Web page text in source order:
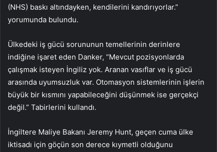
(NHS) baskı altındayken, kendilerini kandırıyorlar.”
yorumunda bulundu.
Ülkedeki iş gücü sorununun temellerinin derinlere
indiğine işaret eden Danker, “Mevcut pozisyonlarda
çalışmak isteyen İngiliz yok. Aranan vasıflar ve iş gücü
arasında uyumsuzluk var. Otomasyon sistemlerinin işlerin
büyük bir kısmını yapabileceğini düşünmek ise gerçekçi
değil.” Tabirlerini kullandı.
İngiltere Maliye Bakanı Jeremy Hunt, geçen cuma ülke
iktisadı için göçün son derece kıymetli olduğunu